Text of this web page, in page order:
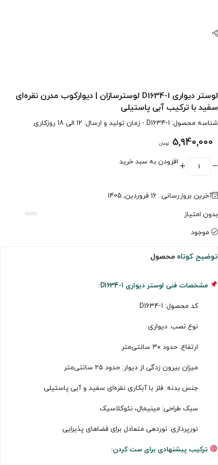
لوستر دیواری D1634-1 لوسترسازان | دیوارکوب مدرن نقره‌ای
سفید با ترکیب آبی پاستیلی
شناسه محصول: D1634-1 - زمان تولید و ارسال: 12 الی 18 روزکاری
5,940,000 تومان
افزودن به سبد خرید
آخرین بروزرسانی : 16 فروردین, 1405
بدون امتیاز
موجود
توضیح کوتاه محصول
مشخصات فنی لوستر دیواری D1634-1:
کد محصول: D1634-1
نوع نصب: دیواری
ارتفاع: حدود ۳۰ سانتی‌متر
میزان بیرون زدگی از دیوار: حدود ۲۵ سانتی‌متر
جنس بدنه: فلز با آبکاری نقره‌ای سفید و آبی پاستیلی
سبک طراحی: مینیمال، نئوکلاسیک
نورپردازی: نوردهی متعادل برای فضاهای پذیرایی
ترکیب پیشنهادی برای ست کردن: